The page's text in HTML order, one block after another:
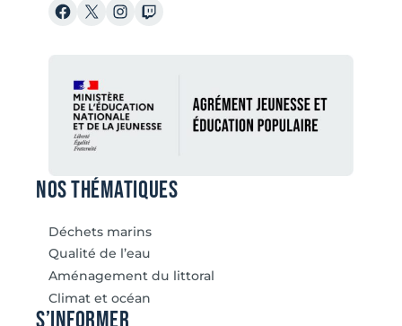
Facebook
X Instagram
Twitch
Nos thématiques
Déchets marins
Qualité de l’eau
Aménagement du littoral
Climat et océan